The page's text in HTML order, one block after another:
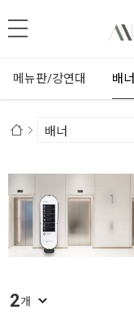
메뉴판/강연대 배너
2개